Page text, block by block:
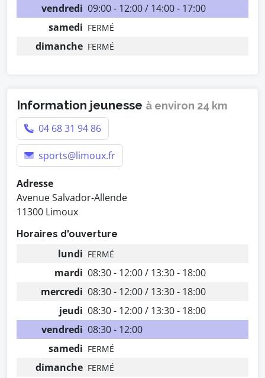
vendredi 09:00 - 12:00 / 14:00 - 17:00
samedi FERMÉ
dimanche FERMÉ
Information jeunesse à environ 24 km
04 68 31 94 86
sports@limoux.fr
Adresse
Avenue Salvador-Allende
11300 Limoux
Horaires d'ouverture
lundi FERMÉ
mardi 08:30 - 12:00 / 13:30 - 18:00
mercredi 08:30 - 12:00 / 13:30 - 18:00
jeudi 08:30 - 12:00 / 13:30 - 18:00
vendredi 08:30 - 12:00
samedi FERMÉ
dimanche FERMÉ